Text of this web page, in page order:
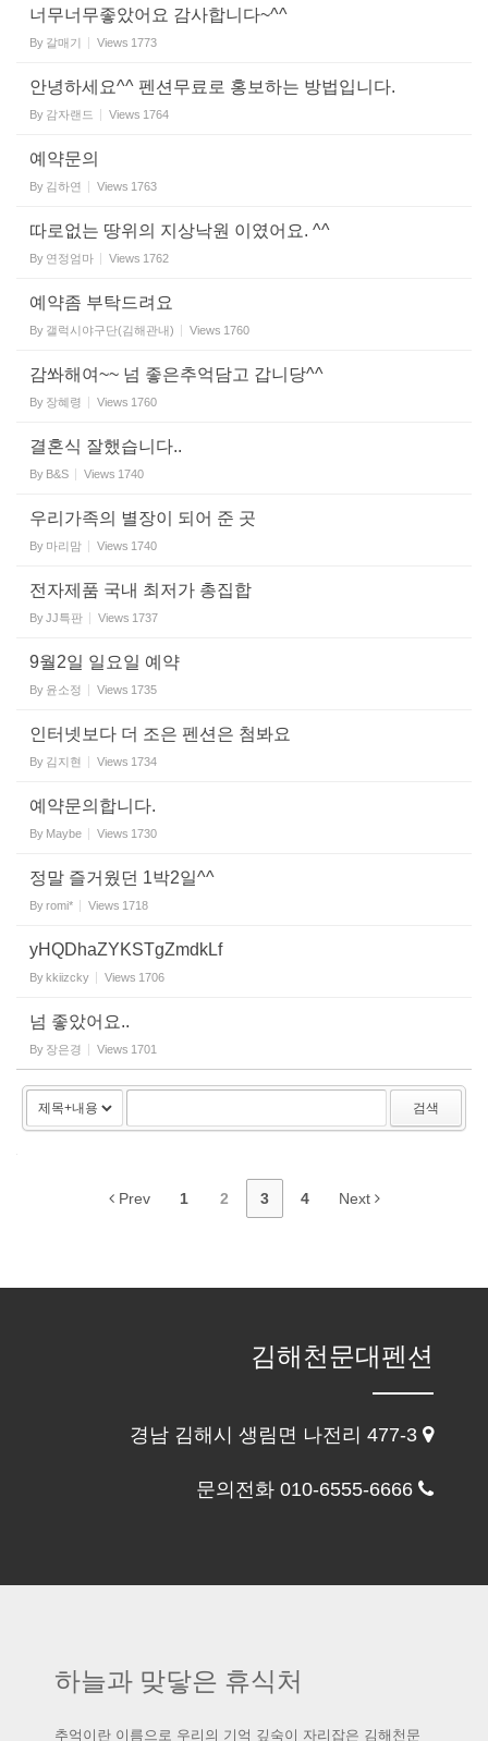
너무너무좋았어요 감사합니다~^^
By 갈매기 Views 1773
안녕하세요^^ 펜션무료로 홍보하는 방법입니다.
By 감자랜드 Views 1764
예약문의
By 김하연 Views 1763
따로없는 땅위의 지상낙원 이였어요. ^^
By 연정엄마 Views 1762
예약좀 부탁드려요
By 갤럭시야구단(김해관내) Views 1760
감쏴해여~~ 넘 좋은추억담고 갑니당^^
By 장혜령 Views 1760
결혼식 잘했습니다..
By B&S Views 1740
우리가족의 별장이 되어 준 곳
By 마리맘 Views 1740
전자제품 국내 최저가 총집합
ByJJ특판 Views 1737
9월2일 일요일 예약
By 윤소정 Views 1735
인터넷보다 더 조은 펜션은 첨봐요
By 김지현 Views 1734
예약문의합니다.
By Maybe Views 1730
정말 즐거웠던 1박2일^^
Byromi* Views 1718
yHQDhaZYKSTgZmdkLf
Bykkiizcky Views 1706
넘 좋았어요..
By 장은경 Views 1701
검색
Prev 1 2 3 4 Next
김해천문대펜션
경남 김해시 생림면 나전리 477-3
문의전화 010-6555-6666
하늘과 맞닿은 휴식처
추억이란 이름으로 우리의 기억 깊숙이 자리잡은 김해천문